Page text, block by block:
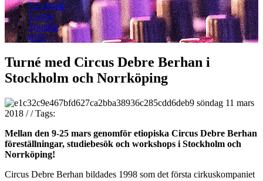
Facebook
Twitter
Youtube
RSS
Turné med Circus Debre Berhan i
Stockholm och Norrköping
söndag 11 mars
2018 //Tags:
Mellan den 9-25 mars genomför etiopiska Circus Debre Berhan
föreställningar, studiebesök och workshops i Stockholm och
Norrköping!
Circus Debre Berhan bildades 1998 som det första cirkuskompaniet